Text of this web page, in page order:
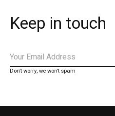
Keep in touch
Don’t worry, we won’t spam